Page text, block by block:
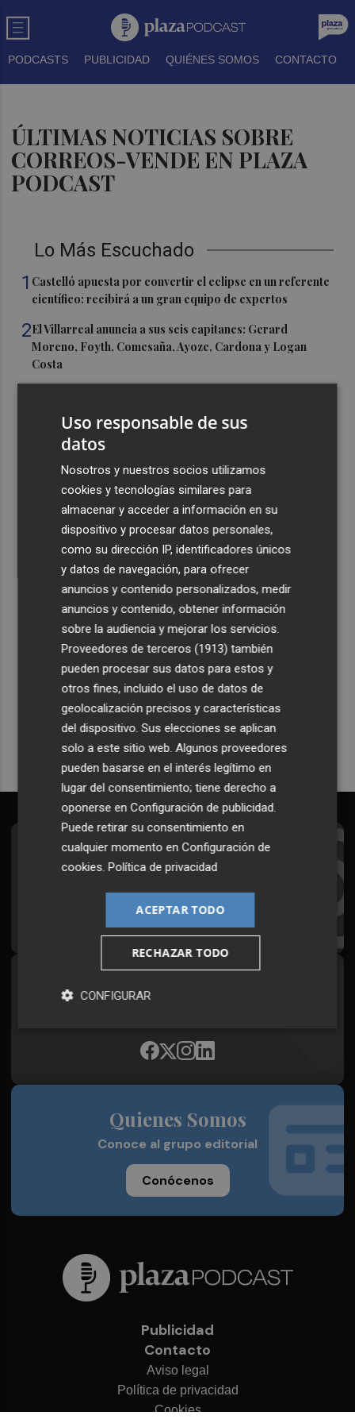
PODCASTS PUBLICIDAD QUIÉNES SOMOS CONTACTO
ÚLTIMAS NOTICIAS SOBRE
CORREOS-VENDE EN PLAZA
PODCAST
Lo Más Escuchado
1 Castelló apuesta por convertir el eclipse en un referente
científico: recibirá a un gran equipo de expertos
2El Villarreal anuncia a sus seis capitanes: Gerard
Moreno, Foyth, Comesaña, Ayoze, Cardona y Logan
Costa
San Javier da viabilidad al nuevo contrato del transporte
324 habitaciones
Estos son los estrenos que abren la cartelera en agosto:
de la comedia 'El último mono' a una nueva entrega de
'La Patrulla Canina'
Recibe toda la actualidad de
Plaza Podcast en tu correo
Quiero suscribirme
Suscríbete al Boletín
¡Quiero suscribirme!
Síguenos en redes
Quienes Somos
Conoce al grupo editorial
Conócenos
Publicidad
Contacto
Aviso legal
Política de privacidad
Cookies
Uso responsable de sus
datos
Nosotros y nuestros socios utilizamos
cookies y tecnologías similares para
almacenar y acceder a información en su
dispositivo y procesar datos personales,
como su dirección IP, identificadores únicos
y datos de navegación, para ofrecer
anuncios y contenido personalizados, medir
anuncios y contenido, obtener información
sobre la audiencia y mejorar los servicios.
Proveedores de terceros (1913) también
pueden procesar sus datos para estos y
otros fines, incluido el uso de datos de
geolocalización precisos y características
del dispositivo. Sus elecciones se aplican
solo a este sitio web. Algunos proveedores
pueden basarse en el interés legítimo en
lugar del consentimiento; tiene derecho a
oponerse enConfiguración de publicidad.
Puede retirar su consentimiento en
cualquier momento enConfiguración de
cookies.Política de privacidad
ACEPTAR TODO
RECHAZAR TODO
CONFIGURAR